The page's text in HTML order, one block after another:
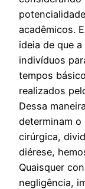
acadêmicos.
ideia de que
indivíduos
tempos
realizados
Dessa
determinam o
cirúrgica,
diérese,
Quaisquer
negligência,